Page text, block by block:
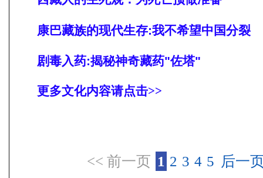
康巴藏族的现代生存:我不希望中国分裂
剧毒入药:揭秘神奇藏药"佐塔"
更多文化内容请点击>>
<< 前一页 1 2 3 4 5 后一